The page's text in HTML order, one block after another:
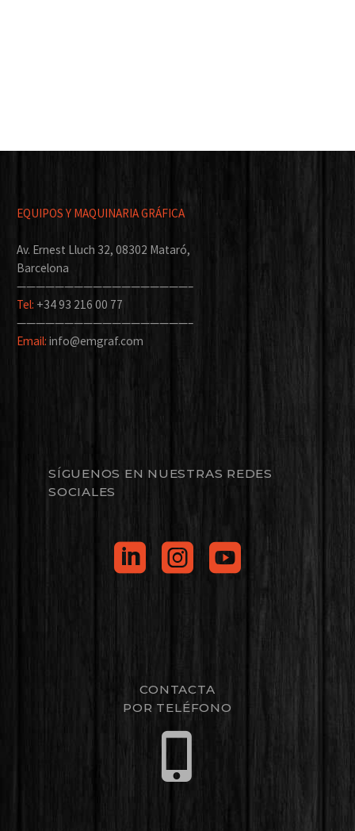
EQUIPOS Y MAQUINARIA GRÁFICA
Av. Ernest Lluch 32, 08302 Mataró,
Barcelona
——————————————————–
Tel: +34 93 216 00 77
——————————————————–
Email: info@emgraf.com
SÍGUENOS EN NUESTRAS REDES
SOCIALES
CONTACTA
POR TELÉFONO